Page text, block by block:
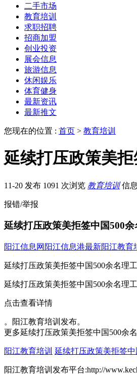
二手市场
教育培训
求职招聘
招商加盟
创业投资
展会信息
旅游信息
休闲娱乐
体育健身
最新资讯
最新推文
您现在的位置 : 首页 > 教育培训
延续打压政策美
11-20 发布 1091 次浏览 教育培训 信
报错/举报
延续打压政策美拒签中国500
阳江信息网 阳江信息港最新阳江教育
延续打压政策美拒签中国500余名理
延续打压政策美拒签中国500余名理
点击查看详情
。阳江教育培训发布。
更多延续打压政策美拒签中国500余
阳江教育培训 延续打压政策美拒签
阳江教育培训发布平台:http://